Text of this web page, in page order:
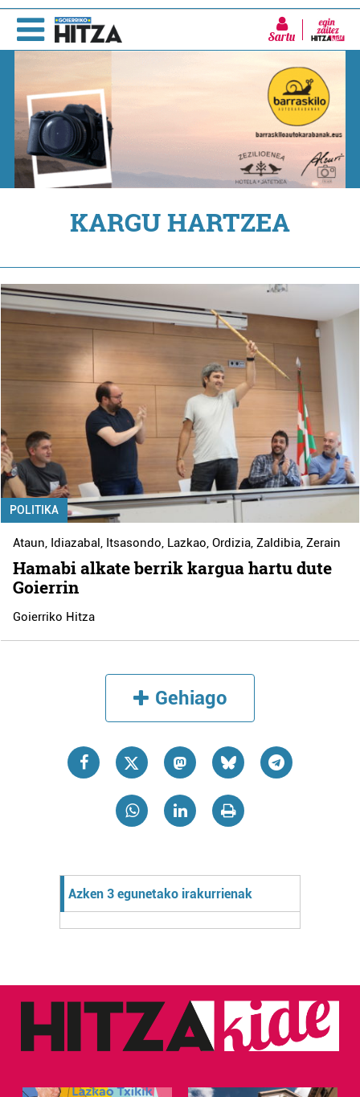
Sartu
KARGU HARTZEA
POLITIKA
Ataun, Idiazabal, Itsasondo, Lazkao,Ordizia,Zaldibia,Zerain
Hamabi alkate berrik kargua hartu dute
Goierrin
Goierriko Hitza
Gehiago
Azken 3 egunetako irakurrienak